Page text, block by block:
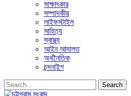
সাক্ষাৎকার
সম্পাদকীয়
লাইফস্টাইল
সাহিত্য
স্বাস্থ্য
আইন আদালত
অর্থনৈতিক
চন্দনাইশ